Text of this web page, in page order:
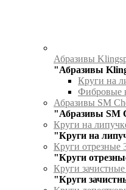
Абразивы
"Абразивы
Круги на
Фибровые
Абразивы SM
"Абразивы SM
Круги на
"Круги на
Круги отрезные
"Круги
Круги
"Круги